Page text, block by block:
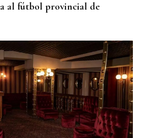
al fútbol provincial de